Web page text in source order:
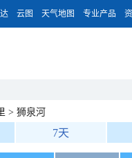
云图 天气地图 专业产品
> 狮泉河
7天